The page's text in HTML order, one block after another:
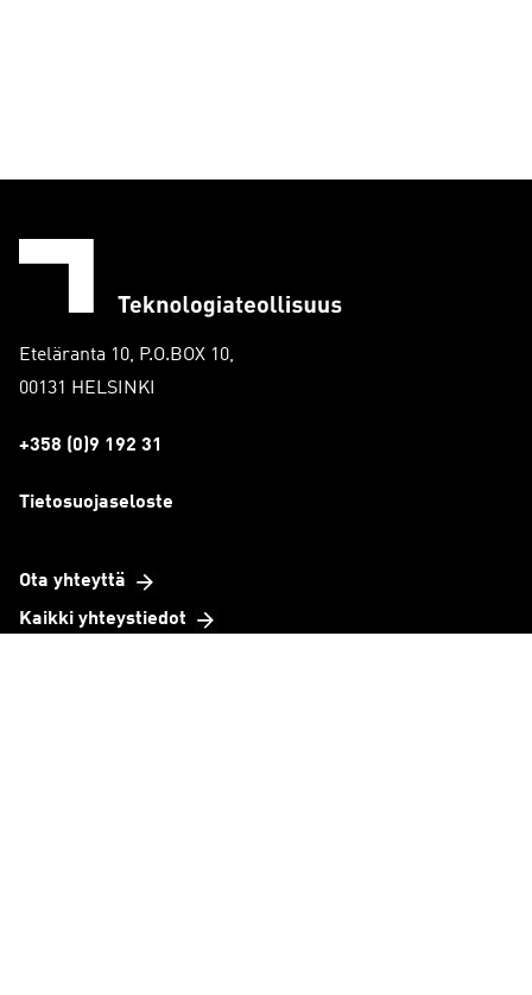
Eteläranta 10, P.O.BOX 10,
00131 HELSINKI
+358 (0)9 192 31
Tietosuojaseloste
Ota yhteyttä
Kaikki yhteystiedot